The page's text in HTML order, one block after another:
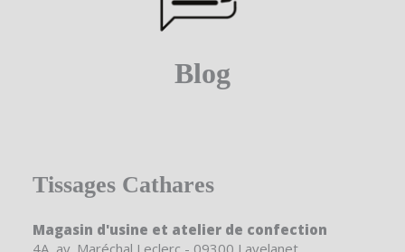
Blog
Tissages Cathares
Magasin d'usine et atelier de confection
4A, av. Maréchal Leclerc - 09300 Lavelanet